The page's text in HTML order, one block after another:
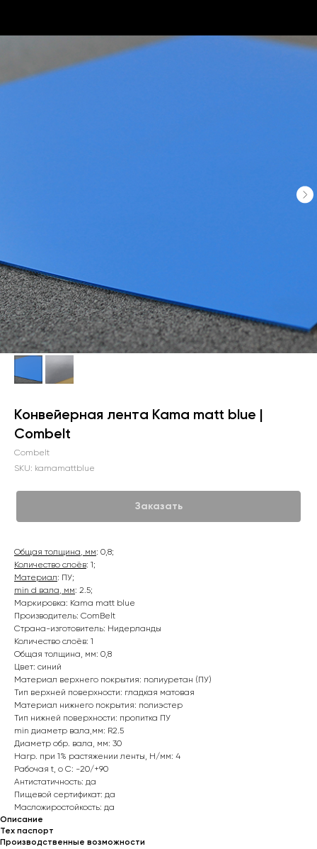
Конвейерная лента Kama matt blue |
Combelt
Combelt
SKU: kamamattblue
Заказать
Общая толщина, мм: 0,8;
Количество слоёв: 1;
Материал: ПУ;
min d вала, мм: 2.5;
Маркировка: Kama matt blue
Производитель: ComBelt
Страна-изготовитель: Нидерланды
Количество слоёв: 1
Общая толщина, мм: 0,8
Цвет: синий
Материал верхнего покрытия: полиуретан (ПУ)
Тип верхней поверхности: гладкая матовая
Материал нижнего покрытия: полиэстер
Тип нижней поверхности: пропитка ПУ
min диаметр вала,мм: R2.5
Диаметр обр. вала, мм: 30
Нагр. при 1% растяжении ленты, Н/мм: 4
Рабочая t, о С: -20/+90
Антистатичность: да
Пищевой сертификат: да
Масложиростойкость: да
Описание
Тех паспорт
Производственные возможности